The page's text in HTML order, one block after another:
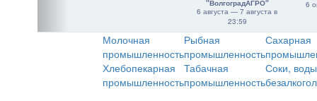
"ВолгоградАГРО"
6 августа — 7 августа в
23:59
6
Молочная
промышленность
Рыбная
промышленность
Сахарная
Хлебопекарная
промышленность
Табачная
промышленность
Соки,